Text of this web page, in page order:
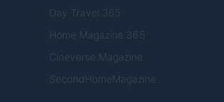
Day Travel 365
Home Magazine 365
Cineverse Magazine
SecondHomeMagazine